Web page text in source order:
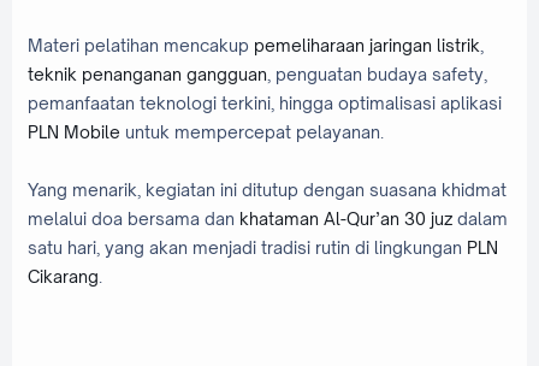
Materi pelatihan mencakup pemeliharaan jaringan listrik
teknik penanganan gangguan , penguatan budaya safety,
pemanfaatan teknologi terkini, hingga optimalisasi aplikasi
PLN Mobile untuk mempercepat pelayanan.
Yang menarik, kegiatan ini ditutup dengan suasana khidmat
melalui doa bersama dan khataman Al-Qur’an 30 juz dalam
satu hari, yang akan menjadi tradisi rutin di lingkungan PLN
Cikarang